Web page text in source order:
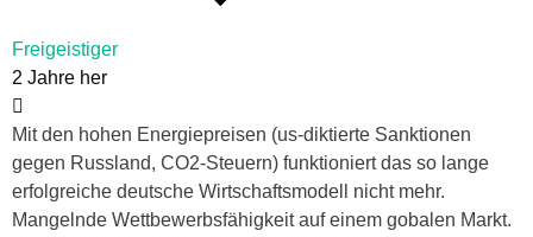
Freigeistiger
2 Jahre her
Mit den hohen Energiepreisen (us-diktierte Sanktionen
gegen Russland, CO2-Steuern) funktioniert das so lange
erfolgreiche deutsche Wirtschaftsmodell nicht mehr.
Mangelnde Wettbewerbsfähigkeit auf einem gobalen Markt.